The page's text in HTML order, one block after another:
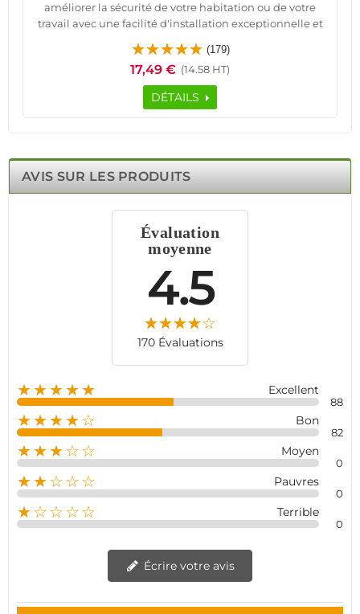
améliorer la sécurité de votre habitation ou de votre
travail avec une facilité d'installation exceptionnelle et
intégrables à votre système existant, envoient des alertes
directement sur votre smartphone en cas
d'effraction.Profitez d'une technologie avancée qui
assure une surveillance continue, vous permettant de
de votre espace de vie sans compromettre le
solution de sécurité domestique intelligente.
(179)
17,49 € (14.58 HT)
DÉTAILS
AVIS SUR LES PRODUITS
Évaluation
moyenne
4.5
170 Évaluations
★★★★★ Excellent
88
★★★★☆ Bon
82
★★★☆☆ Moyen
0
★★☆☆☆ Pauvres
0
★☆☆☆☆ Terrible
0
Écrire votre avis